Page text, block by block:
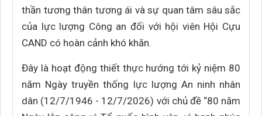
thần tương thân tương ái và sự quan tâm sâu sắc
của lực lượng Công an đối với hội viên Hội Cựu
CAND có hoàn cảnh khó khăn.
Đây là hoạt động thiết thực hướng tới kỷ niệm 80
năm Ngày truyền thống lực lượng An ninh nhân
dân (12/7/1946 - 12/7/2026) với chủ đề “80 năm